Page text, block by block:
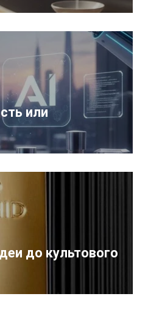
или
до культового